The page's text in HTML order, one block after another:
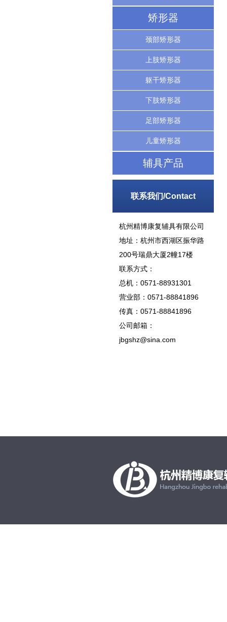
矫形器
颈部矫形器
上肢矫形器
躯干矫形器
下肢矫形器
足部矫形器
儿童矫形器
辅具产品
联系我们/Contact
杭州精博康复辅具有限公司
地址：杭州市西湖区振华路
200号瑞鼎大厦2幢17楼
联系方式：
总机：0571-88931301
营业部：0571-88841896
传真：0571-88841896
公司邮箱：
jbgshz@sina.com